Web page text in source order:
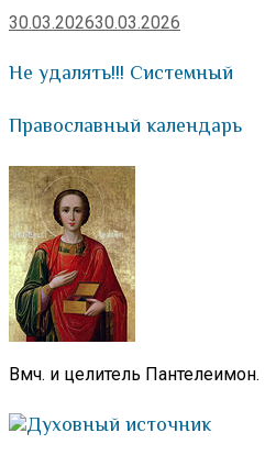
30.03.202630.03.2026
Не удалять!!! Системный
Православный календарь
Вмч. и целитель Пантелеимон.
Духовный источник